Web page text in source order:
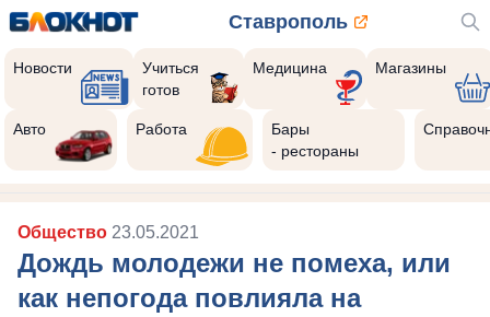
Ставрополь
Новости
Учиться
готов
Медицина Магазины
Авто Работа
Бары
- рестораны
Общество 23.05.2021
Дождь молодежи не помеха, или
как непогода повлияла на